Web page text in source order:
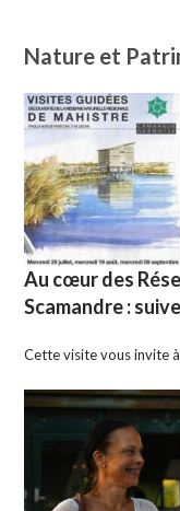
Nature et
Au cœur des
Scamandre :
Cette visite vous invite